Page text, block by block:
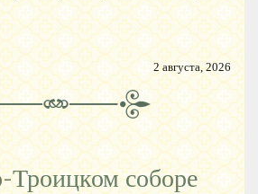
2 августа, 2026
Троицком соборе